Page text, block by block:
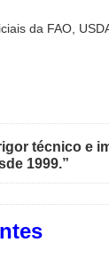
da FAO,
técnico e
1999.”